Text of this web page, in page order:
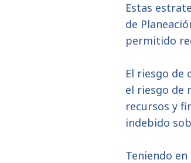
Estas
de
permitido
El riesgo de
el riesgo de
recursos y
indebido
Teniendo